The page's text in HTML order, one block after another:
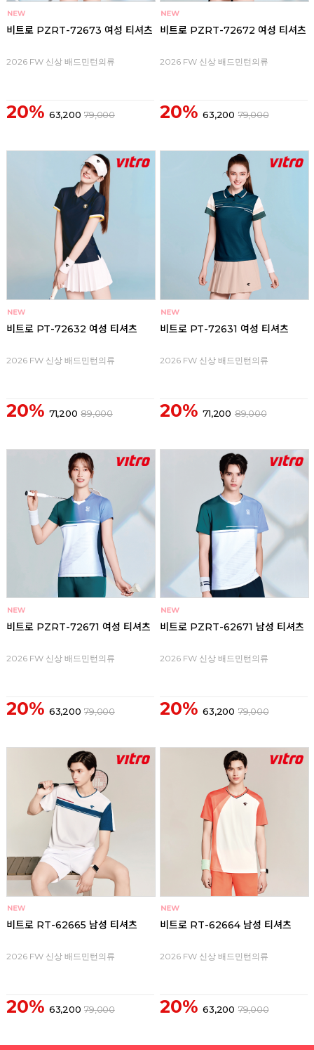
비트로 PZRT-72673 여성 티셔츠
2026 FW 신상 배드민턴의류
20% 63,200 79,000
비트로 PZRT-72672 여성 티셔츠
2026 FW 신상 배드민턴의류
20% 63,200 79,000
비트로 PT-72632 여성 티셔츠
2026 FW 신상 배드민턴의류
20% 71,200 89,000
비트로 PT-72631 여성 티셔츠
2026 FW 신상 배드민턴의류
20% 71,200 89,000
비트로 PZRT-72671 여성 티셔츠
2026 FW 신상 배드민턴의류
20% 63,200 79,000
비트로 PZRT-62671 남성 티셔츠
2026 FW 신상 배드민턴의류
20% 63,200 79,000
비트로 RT-62665 남성 티셔츠
2026 FW 신상 배드민턴의류
20% 63,200 79,000
비트로 RT-62664 남성 티셔츠
2026 FW 신상 배드민턴의류
20% 63,200 79,000